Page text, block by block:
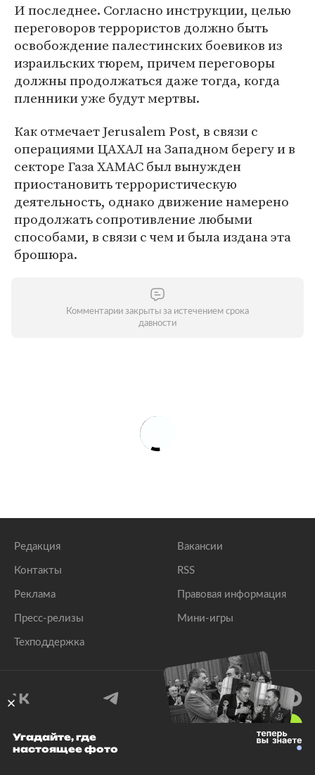
И последнее. Согласно инструкции, целью
переговоров террористов должно быть
освобождение палестинских боевиков из
израильских тюрем, причем переговоры
должны продолжаться даже тогда, когда
пленники уже будут мертвы.
Как отмечает Jerusalem Post, в связи с
операциями ЦАХАЛ на Западном берегу и в
секторе Газа ХАМАС был вынужден
приостановить террористическую
деятельность, однако движение намерено
продолжать сопротивление любыми
способами, в связи с чем и была издана эта
брошюра.
Комментарии закрыты за истечением срока
давности
Редакция
Контакты
Реклама
Пресс-релизы
Техподдержка
Вакансии
RSS
Правовая информация
Мини-игры
© 1999–2026 Все права защищены.
Угадайте, где
настоящее фото